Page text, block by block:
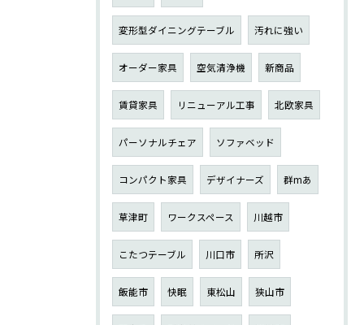
変形型ダイニングテーブル 汚れに強い
オーダー家具 空気清浄機 新商品
賃貸家具 リニューアル工事 北欧家具
パーソナルチェア ソファベッド
コンパクト家具 デザイナーズ 群mあ
草津町 ワークスペース 川越市
こたつテーブル 川口市 所沢
飯能市 快眠 東松山 狭山市